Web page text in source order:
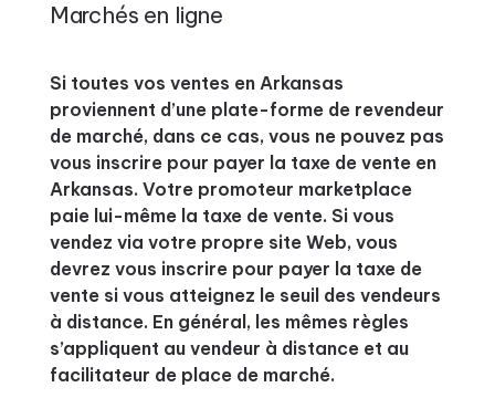
Marchés en ligne
Si toutes vos ventes en Arkansas
proviennent d’une plate-forme de revendeur
de marché, dans ce cas, vous ne pouvez pas
vous inscrire pour payer la taxe de vente en
Arkansas. Votre promoteur marketplace
paie lui-même la taxe de vente. Si vous
vendez via votre propre site Web, vous
devrez vous inscrire pour payer la taxe de
vente si vous atteignez le seuil des vendeurs
à distance. En général, les mêmes règles
s’appliquent au vendeur à distance et au
facilitateur de place de marché.